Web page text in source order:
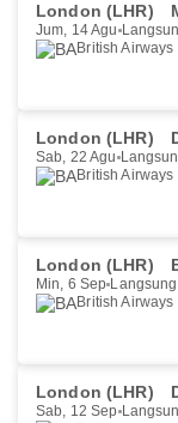
London (LHR)
Jum, 14 Agu
British Airways
London (LHR)
Sab, 22 Agu
British Airways
London (LHR)
Min, 6 Sep Langsung
British Airways
London (LHR)
Sab, 12 Sep